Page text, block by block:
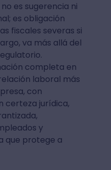
es sugerencia ni
es obligación
fiscales severas si
va más allá del
completa en
laboral más
con
certeza jurídica,
y
que protege a